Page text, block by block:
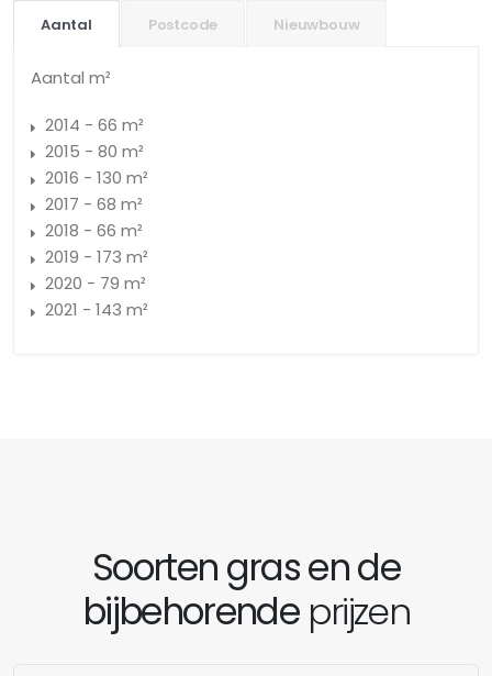
Aantal Postcode Nieuwbouw
Aantal m²
2014 - 66 m²
2015 - 80 m²
2016 - 130 m²
2017 - 68 m²
2018 - 66 m²
2019 - 173 m²
2020 - 79 m²
2021 - 143 m²
Soorten gras en de
bijbehorendeprijzen